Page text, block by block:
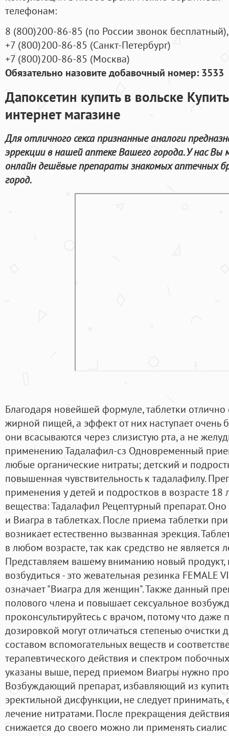
телефонам:
8 (800)200-86-85 (по России звонок бесплатный),
+7 (800)200-86-85 (Санкт-Петербург)
+7 (800)200-86-85 (Москва)
Обязательно назовите добавочный номер: 3533
Дапоксетин купить в вольске
интернет магазине
Для отличного секса признанные аналоги
эррекции в нашей аптеке Вашего города. У нас
онлайн дешёвые препараты знакомых аптечных
город.
Благодаря новейшей формуле, таблетки отлично
жирной пищей, а эффект от них наступает очень
они всасываются через слизистую рта, а не
применению Тадалафил-сз Одновременный
любые органические нитраты; детский и
повышенная чувствительность к тадалафилу.
применения у детей и подростков в возрасте
вещества: Тадалафил Рецептурный препарат.
и Виагра в таблетках. После приема таблетки
возникает естественно вызванная эрекция.
в любом возрасте, так как средство не является
Представляем вашему вниманию новый
возбудиться - это жевательная резинка FEMALE
означает "Виагра для женщин". Также данный
полового члена и повышает сексуальное
проконсультируйтесь с врачом, потому что
дозировкой могут отличаться степенью очистки
составом вспомогательных веществ и
терапевтического действия и спектром
указаны выше, перед приемом Виагры нужно
Возбуждающий препарат, избавляющий из купить
эректильной дисфункции, не следует
лечение нитратами. После прекращения
снижается до своего можно ли применять